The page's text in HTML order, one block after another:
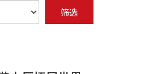
型
筛选